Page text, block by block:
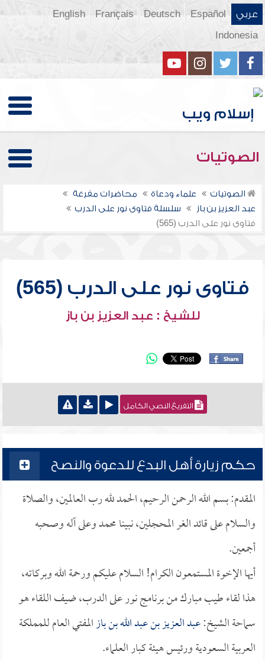
عربي Español
Deutsch
Français
English
Indonesia
الصوتيات
الصوتيات علماء ودعاة
محاضرات مفرغة
عبد العزيز بن باز
سلسلة فتاوى نور على الدرب
فتاوى نور على الدرب (565)
فتاوى نور على الدرب (565)
للشيخ : عبد العزيز بن باز
التفريغ النصي الكامل
حكم زيارة أهل البدع للدعوة والنصح
المقدم: بسم الله الرحمن الرحيم، الحمد لله رب العالمين، والصلاة
والسلام على قائد الغر المحجلين، نبينا محمد وعلى آله وصحبه
أجمعين.
أيها الإخوة المستمعون الكرام! السلام عليكم ورحمة الله وبركاته،
هذا لقاء طيب مبارك من برنامج نور على الدرب، ضيف اللقاء هو
سماحة الشيخ:عبد العزيز بن عبد الله بن بازالمفتي العام للمملكة
العربية السعودية ورئيس هيئة كبار العلماء.